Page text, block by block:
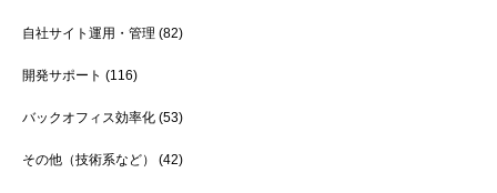
自社サイト運用・管理 (82)
開発サポート (116)
バックオフィス効率化 (53)
その他（技術系など） (42)